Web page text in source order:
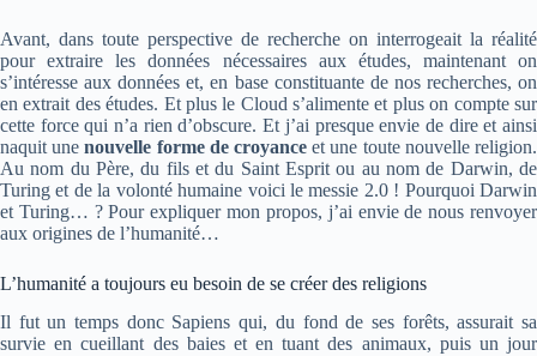
Avant, dans toute perspective de recherche on interrogeait la réalité
pour extraire les données nécessaires aux études, maintenant on
s’intéresse aux données et, en base constituante de nos recherches, on
en extrait des études. Et plus le Cloud s’alimente et plus on compte sur
cette force qui n’a rien d’obscure. Et j’ai presque envie de dire et ainsi
naquit unenouvelle forme de croyance et une toute nouvelle religion.
Au nom du Père, du fils et du Saint Esprit ou au nom de Darwin, de
Turing et de la volonté humaine voici le messie 2.0 ! Pourquoi Darwin
et Turing… ? Pour expliquer mon propos, j’ai envie de nous renvoyer
aux origines de l’humanité…
L’humanité a toujours eu besoin de se créer des religions
Il fut un temps donc Sapiens qui, du fond de ses forêts, assurait sa
survie en cueillant des baies et en tuant des animaux, puis un jour